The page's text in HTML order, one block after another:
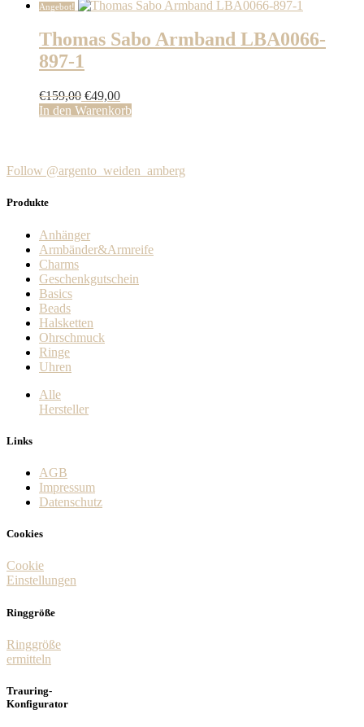
Angebot!
Thomas Sabo Armband LBA0066-
897-1
€159,00 Ursprünglicher
Preis
€49,00Aktueller
Preis
In den Warenkorb
Follow @argento_weiden_amberg
Produkte
Anhänger
Armbänder&Armreife
Charms
Geschenkgutschein
Basics
Beads
Halsketten
Ohrschmuck
Ringe
Uhren
Alle
Hersteller
Links
AGB
Impressum
Datenschutz
Cookies
Cookie
Einstellungen
Ringgröße
Ringgröße
ermitteln
Trauring-
Konfigurator